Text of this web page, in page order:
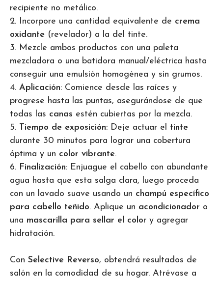
recipiente no metálico.
2. Incorpore una cantidad equivalente de crema
oxidante (revelador) a la del tinte.
3. Mezcle ambos productos con una paleta
mezcladora o una batidora manual/eléctrica hasta
conseguir una emulsión homogénea y sin grumos.
4. Aplicación: Comience desde las raíces y
progrese hasta las puntas, asegurándose de que
todas las canas estén cubiertas por la mezcla.
5. Tiempo de exposición: Deje actuar el tinte
durante 30 minutos para lograr una cobertura
óptima y un color vibrante.
6. Finalización: Enjuague el cabello con abundante
agua hasta que esta salga clara, luego proceda
con un lavado suave usando un champú específico
para cabello teñido. Aplique un acondicionador o
una mascarilla para sellar el color y agregar
hidratación.
Con Selective Reverso, obtendrá resultados de
salón en la comodidad de su hogar. Atrévase a